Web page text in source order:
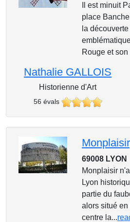
Il est minuit
place
la
Rouge et son
Nathalie GALLOIS
Historienne d'Art
56 évals
69008 LYON
Monplaisir
Lyon
partie du
alors situé
centre la...